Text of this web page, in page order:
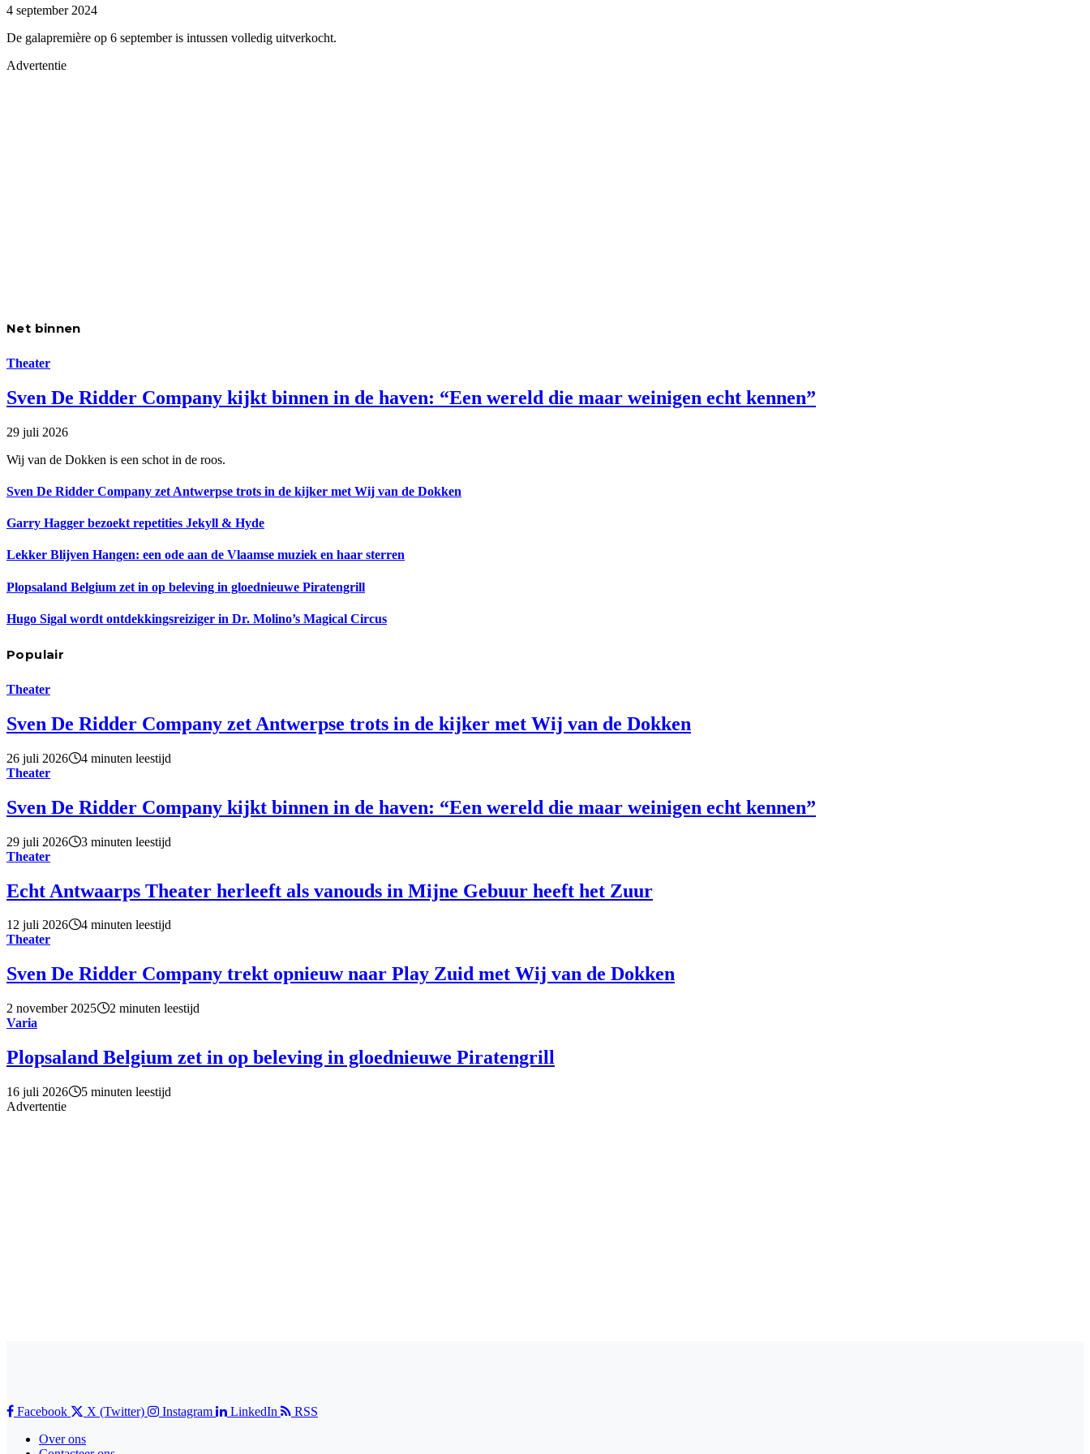
4 september 2024
De galapremière op 6 september is intussen volledig uitverkocht.
Advertentie
Net binnen
Theater
Sven De Ridder Company kijkt binnen in de haven: “Een wereld die maar weinigen echt kennen”
29 juli 2026
Wij van de Dokken is een schot in de roos.
Sven De Ridder Company zet Antwerpse trots in de kijker met Wij van de Dokken
Garry Hagger bezoekt repetities Jekyll & Hyde
Lekker Blijven Hangen: een ode aan de Vlaamse muziek en haar sterren
Plopsaland Belgium zet in op beleving in gloednieuwe Piratengrill
Hugo Sigal wordt ontdekkingsreiziger in Dr. Molino’s Magical Circus
Populair
Theater
Sven De Ridder Company zet Antwerpse trots in de kijker met Wij van de Dokken
26 juli 2026
4 minuten leestijd
Theater
Sven De Ridder Company kijkt binnen in de haven: “Een wereld die maar weinigen echt kennen”
29 juli 2026
3 minuten leestijd
Theater
Echt Antwaarps Theater herleeft als vanouds in Mijne Gebuur heeft het Zuur
12 juli 2026
4 minuten leestijd
Theater
Sven De Ridder Company trekt opnieuw naar Play Zuid met Wij van de Dokken
2 november 2025
2 minuten leestijd
Varia
Plopsaland Belgium zet in op beleving in gloednieuwe Piratengrill
16 juli 2026
5 minuten leestijd
Advertentie
Facebook X (Twitter) Instagram LinkedIn
RSS
Over ons